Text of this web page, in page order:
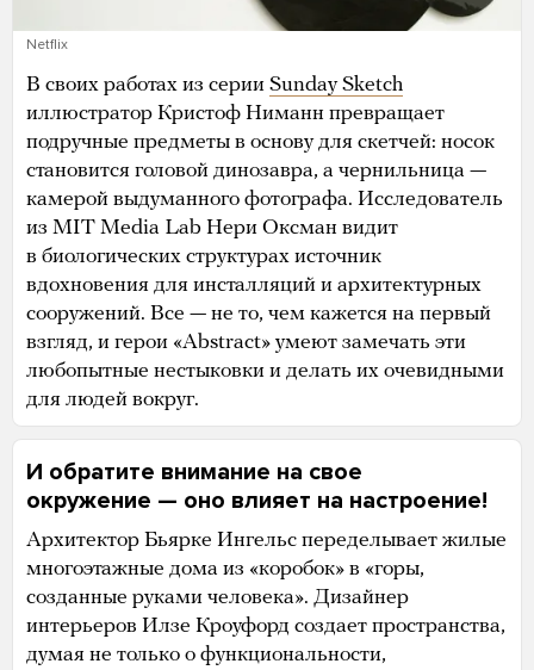
Netflix
В своих работах из серии Sunday Sketch
иллюстратор Кристоф Ниманн превращает
подручные предметы в основу для скетчей: носок
становится головой динозавра, а чернильница —
камерой выдуманного фотографа. Исследователь
из MIT Media Lab Нери Оксман видит
в биологических структурах источник
вдохновения для инсталляций и архитектурных
сооружений. Все — не то, чем кажется на первый
взгляд, и герои «Abstract» умеют замечать эти
любопытные нестыковки и делать их очевидными
для людей вокруг.
И обратите внимание на свое
окружение — оно влияет на настроение!
Архитектор Бьярке Ингельс переделывает жилые
многоэтажные дома из «коробок» в «горы,
созданные руками человека». Дизайнер
интерьеров Илзе Кроуфорд создает пространства,
думая не только о функциональности,